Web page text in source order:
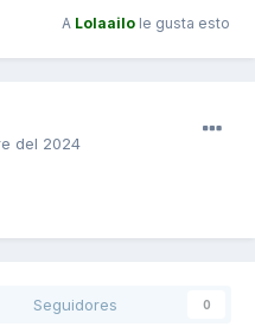
A Lolaailo le gusta esto
del 2024
Seguidores 0